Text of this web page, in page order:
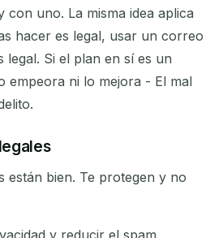
con uno. La misma idea aplica
hacer es legal, usar un correo
legal. Si el plan en sí es un
empeora ni lo mejora - El mal
están bien. Te protegen y no
y reducir el spam